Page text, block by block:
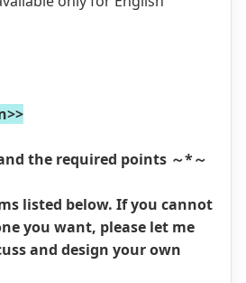
the required points ～*～
listed below. If you cannot
you want, please let me
and design your own